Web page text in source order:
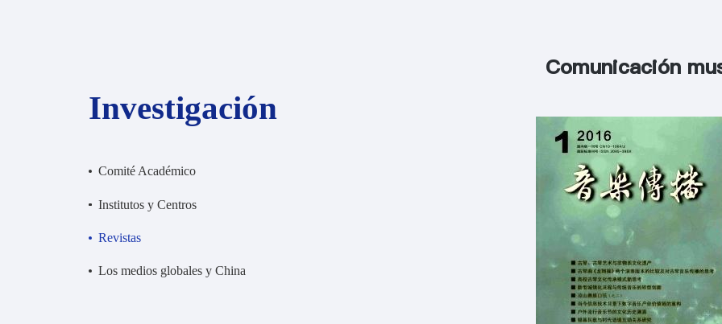
Investigación
Comité Académico
Institutos y Centros
Revistas
Los medios globales y China
Comunicación